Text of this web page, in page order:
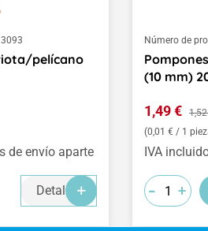
pelícano
de envío aparte
Detalles
Número de
(10 mm)
Precio de
1,49 €
(0,01 € / 1
IVA
-
-
- +
+
+